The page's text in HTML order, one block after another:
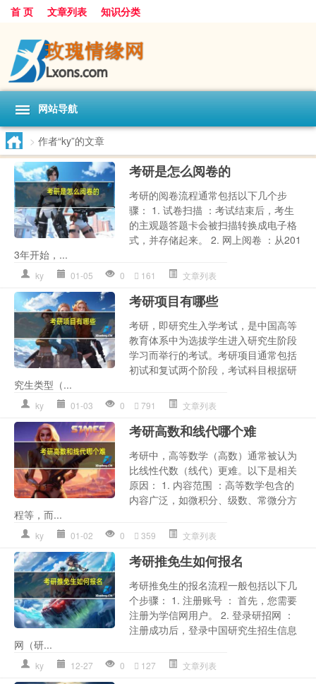
首 页 文章列表 知识分类
网站导航
> 作者“ky”的文章
考研是怎么阅卷的
考研的阅卷流程通常包括以下几个步
骤： 1. 试卷扫描 ：考试结束后，考生
的主观题答题卡会被扫描转换成电子格
式，并存储起来。 2. 网上阅卷 ：从201
3年开始，...
ky 01-05 0 161 文章列表
考研项目有哪些
考研，即研究生入学考试，是中国高等
教育体系中为选拔学生进入研究生阶段
学习而举行的考试。考研项目通常包括
初试和复试两个阶段，考试科目根据研
究生类型（...
ky 01-03 0 791 文章列表
考研高数和线代哪个难
考研中，高等数学（高数）通常被认为
比线性代数（线代）更难。以下是相关
原因： 1. 内容范围 ：高等数学包含的
内容广泛，如微积分、级数、常微分方
程等，而...
ky 01-02 0 359 文章列表
考研推免生如何报名
考研推免生的报名流程一般包括以下几
个步骤： 1. 注册账号 ： 首先，您需要
注册为学信网用户。 2. 登录研招网 ：
注册成功后，登录中国研究生招生信息
网（研...
ky 12-27 0 127 文章列表